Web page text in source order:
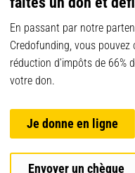
En passant par notre
Credofunding, vous pouvez
réduction d’impôts de 66%
votre don.
Je donne en ligne
Envoyer un chèque